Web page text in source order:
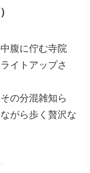
腹に佇む寺院
イトアップさ
の分混雑知ら
がら歩く贅沢な